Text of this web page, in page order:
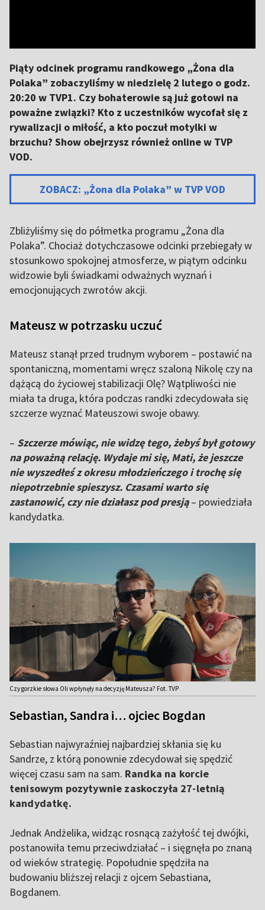
Piąty odcinek programu randkowego „Żona dla
Polaka” zobaczyliśmy w niedzielę 2 lutego o godz.
20:20 w TVP1. Czy bohaterowie są już gotowi na
poważne związki? Kto z uczestników wycofał się z
rywalizacji o miłość, a kto poczuł motylki w
brzuchu? Show obejrzysz również online w TVP
VOD.
ZOBACZ: „Żona dla Polaka” w TVP VOD
Zbliżyliśmy się do półmetka programu „Żona dla
Polaka”. Chociaż dotychczasowe odcinki przebiegały w
stosunkowo spokojnej atmosferze, w piątym odcinku
widzowie byli świadkami odważnych wyznań i
emocjonujących zwrotów akcji.
Mateusz w potrzasku uczuć
Mateusz stanął przed trudnym wyborem – postawić na
spontaniczną, momentami wręcz szaloną Nikolę czy na
dążącą do życiowej stabilizacji Olę? Wątpliwości nie
miała ta druga, która podczas randki zdecydowała się
szczerze wyznać Mateuszowi swoje obawy.
– Szczerze mówiąc, nie widzę tego, żebyś był gotowy
na poważną relację. Wydaje mi się, Mati, że jeszcze
nie wyszedłeś z okresu młodzieńczego i trochę się
niepotrzebnie spieszysz. Czasami warto się
zastanowić, czy nie działasz pod presją – powiedziała
kandydatka.
Czy gorzkie słowa Oli wpłynęły na decyzję Mateusza? Fot. TVP
Sebastian, Sandra i… ojciec Bogdan
Sebastian najwyraźniej najbardziej skłania się ku
Sandrze, z którą ponownie zdecydował się spędzić
więcej czasu sam na sam. Randka na korcie
tenisowym pozytywnie zaskoczyła 27-letnią
kandydatkę.
Jednak Andżelika, widząc rosnącą zażyłość tej dwójki,
postanowiła temu przeciwdziałać – i sięgnęła po znaną
od wieków strategię. Popołudnie spędziła na
budowaniu bliższej relacji z ojcem Sebastiana,
Bogdanem.